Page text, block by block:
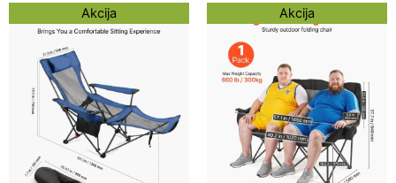
Akcija
Original
price
107,57 €.
price
is:
Akcija
Original
price
price